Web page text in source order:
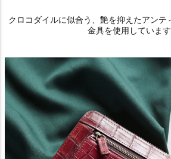
クロコダイルに似合う、艶を抑えたアンテ
金具を使用しています